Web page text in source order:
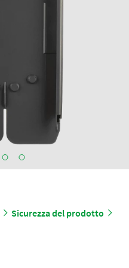
Sicurezza del prodotto